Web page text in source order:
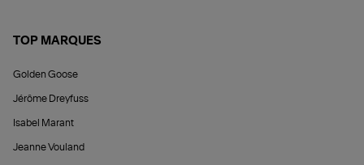
TOP MARQUES
Golden Goose
Jérôme Dreyfuss
Isabel Marant
Jeanne Vouland